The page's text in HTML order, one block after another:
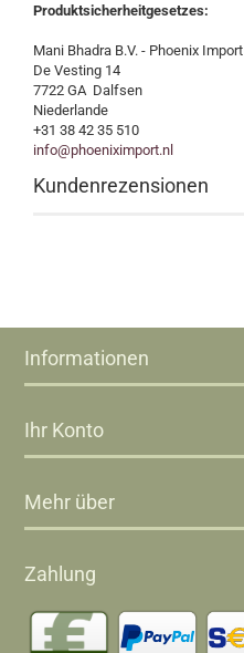
Produktsicherheitgesetzes:
Mani Bhadra B.V. - Phoenix Import
De Vesting 14
7722 GA Dalfsen
Niederlande
+31 38 42 35 510
info@phoeniximport.nl
Kundenrezensionen
Informationen
Ihr Konto
Mehr über
Zahlung